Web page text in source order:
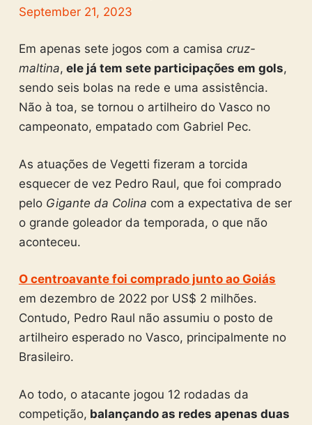
September 21, 2023
Em apenas sete jogos com a camisa cruz-
maltina, ele já tem sete participações em gols,
sendo seis bolas na rede e uma assistência.
Não à toa, se tornou o artilheiro do Vasco no
campeonato, empatado com Gabriel Pec.
As atuações de Vegetti fizeram a torcida
esquecer de vez Pedro Raul, que foi comprado
pelo Gigante da Colina com a expectativa de ser
o grande goleador da temporada, o que não
aconteceu.
O centroavante foi comprado junto ao Goiás
em dezembro de 2022 por US$ 2 milhões.
Contudo, Pedro Raul não assumiu o posto de
artilheiro esperado no Vasco, principalmente no
Brasileiro.
Ao todo, o atacante jogou 12 rodadas da
competição, balançando as redes apenas duas